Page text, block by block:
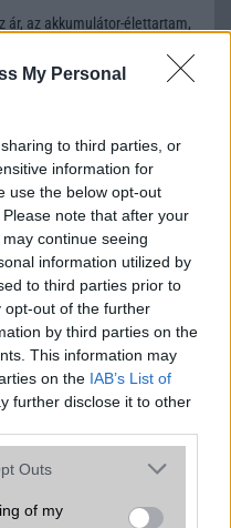
My Personal
to third parties, or
information for
use the below opt-out
note that after your
continue seeing
information utilized by
to third parties prior to
opt-out of the further
by third parties on the
This information may
on the IAB’s List of
further disclose it to other
one or more Google
You may click to
Outs
of my
ár, az akkumulátor-élettartam,
lehet. Ezek a
azokat a
összehasonlítása
rendelkezik, így a
számára fontos a nagyobb